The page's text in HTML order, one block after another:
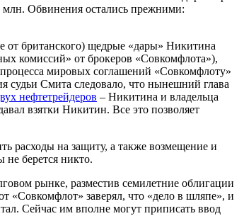
Обвинения остались прежними:
от британского) щедрые «дары» Никитина
комиссий» от брокеров «Совкомфлота»),
мировых соглашений «Совкомфлоту»
судьи Смита следовало, что нынешний глава
нефтетрейдеров – Никитина и владельца
взятки Никитин. Все это позволяет
расходы на защиту, а также возмещение и
не берется никто.
рынке, разместив семилетние облигации
«Совкомфлот» заверял, что «дело в шляпе», и
Сейчас им вполне могут приписать ввод